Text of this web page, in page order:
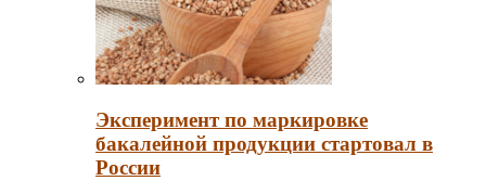
Эксперимент по маркировке
бакалейной продукции стартовал в
России